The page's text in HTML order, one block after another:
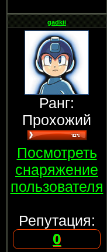
gadkii
Ранг:
Прохожий
Посмотреть
снаряжение
пользователя
Репутация:
0